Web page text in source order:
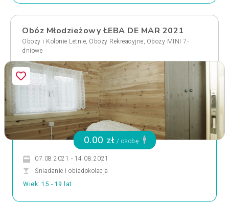
Obóz Młodzieżowy ŁEBA DE MAR 2021
Obozy i Kolonie Letnie, Obozy Rekreacyjne, Obozy MINI 7-
dniowe
0.00 zł / osobę
07.08.2021 - 14.08.2021
Śniadanie i obiadokolacja
Wiek: 15 - 19 lat